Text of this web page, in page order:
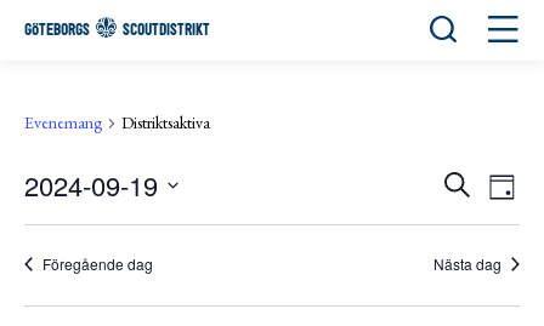
GÖTEBORGS SCOUTDISTRIKT Öppna
Evenemang Distriktsaktiva
Search
and
Views
Sök Day
2024-09-19
Välj
datum.
Föregående dag Nästa dag